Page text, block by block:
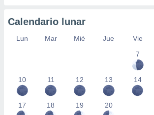
Calendario lunar
Lun Mar Mié Jue Vie
7
10 11 12 13 14
17 18 19 20